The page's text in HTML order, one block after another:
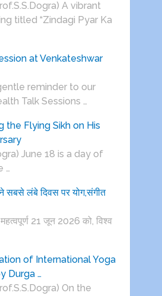
A vibrant
titled “Zindagi Pyar Ka
at Venkateshwar
reminder to our
Talk Sessions …
the Flying Sikh on His
June 18 is a day of
…
सबसे लंबे दिवस पर योग,संगीत
21 जून 2026 को, विश्व
of International Yoga
Durga …
On the